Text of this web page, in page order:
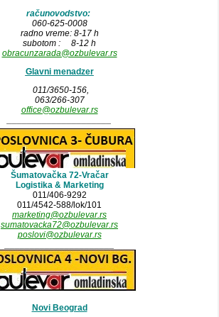
računovodstvo:
060-625-0008
radno vreme: 8-17 h
subotom : 8-12 h
obracunzarada@ozbulevar.rs
Glavni menadzer
011/3650-156,
063/266-307
office@ozbulevar.rs
Šumatovačka 72-Vračar
Logistika & Marketing
011/406-9292
011/4542-588/lok/101
marketing@ozbulevar.rs
sumatovacka72@ozbulevar.rs
poslovi@ozbulevar.rs
Novi Beograd